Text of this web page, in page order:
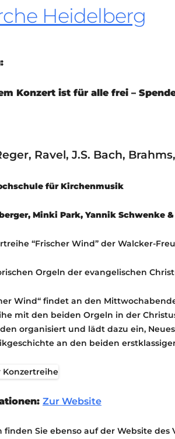
KONTAKT
KULTURPASS
Heidelberg
Konzert ist für alle frei –
Ravel, J.S. Bach,
für Kirchenmusik
Minki Park, Yannik Schwenke
“Frischer Wind” der Walcker-
Orgeln der evangelischen
Wind“ findet an den
mit den beiden Orgeln in der
organisiert und lädt dazu ein,
an den beiden
Zur Website
Sie ebenso auf der Website des